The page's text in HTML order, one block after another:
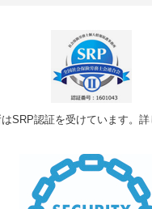
SRP認証を受けています。詳